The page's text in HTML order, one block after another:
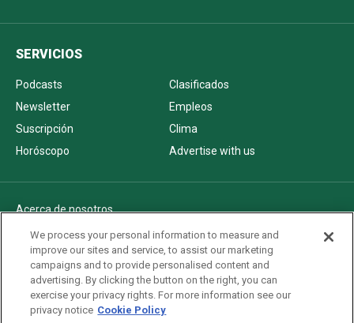
SERVICIOS
Podcasts
Clasificados
Newsletter
Empleos
Suscripción
Clima
Horóscopo
Advertise with us
Acerca de nosotros
Politica de privacidad
Pautas Editoriales
AdChoices
Advertise with us
Newsletters
We process your personal information to measure and
improve our sites and service, to assist our marketing
campaigns and to provide personalised content and
advertising. By clicking the button on the right, you can
exercise your privacy rights. For more information see our
privacy notice Cookie Policy